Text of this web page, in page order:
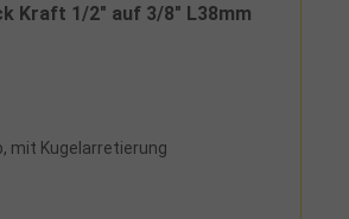
Kraft 1/2" auf 3/8" L38mm
mit Kugelarretierung